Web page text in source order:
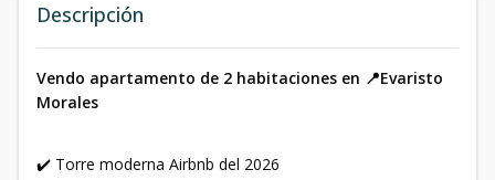
Descripción
Vendo apartamento de 2 habitaciones en 📍Evaristo
Morales
✔️ Torre moderna Airbnb del 2026